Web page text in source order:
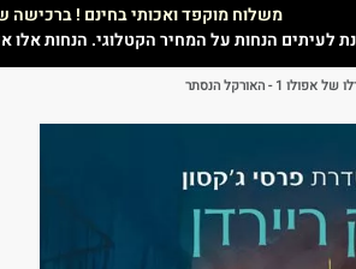
משלוח מוקפד ואכותי בחינם ! ברכישה של
לעיתים הנחות על המחיר הקטלוגי. הנחות
של אפולו 1 - האורקל הנסתר